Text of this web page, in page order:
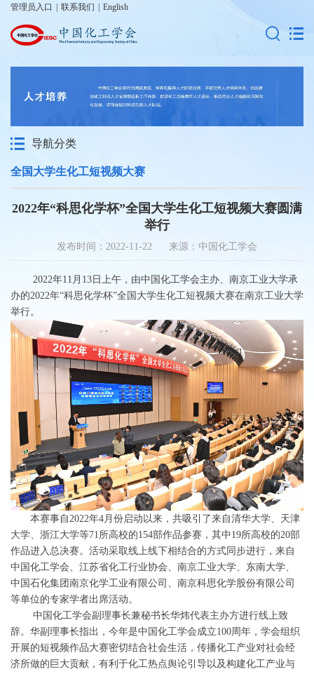
管理员入口 联系我们 English
导航分类
全国大学生化工短视频大赛
2022年“科思化学杯”全国大学生化工短视频大赛圆满
举行
发布时间：2022-11-22 来源：中国化工学会
2022年11月13日上午，由中国化工学会主办、南京工业大学承
办的2022年“科思化学杯”全国大学生化工短视频大赛在南京工业大学
举行。
本赛事自2022年4月份启动以来，共吸引了来自清华大学、天津
大学、浙江大学等71所高校的154部作品参赛，其中19所高校的20部
作品进入总决赛。活动采取线上线下相结合的方式同步进行，来自
中国化工学会、江苏省化工行业协会、南京工业大学、东南大学、
中国石化集团南京化学工业有限公司、南京科思化学股份有限公司
等单位的专家学者出席活动。
中国化工学会副理事长兼秘书长华炜代表主办方进行线上致
辞。华副理事长指出，今年是中国化工学会成立100周年，学会组织
开展的短视频作品大赛密切结合社会生活，传播化工产业对社会经
济所做的巨大贡献，有利于化工热点舆论引导以及构建化工产业与